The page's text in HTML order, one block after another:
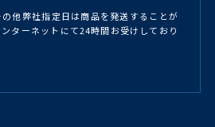
他弊社指定日は商品を発送することが
ターネットにて24時間お受けしており